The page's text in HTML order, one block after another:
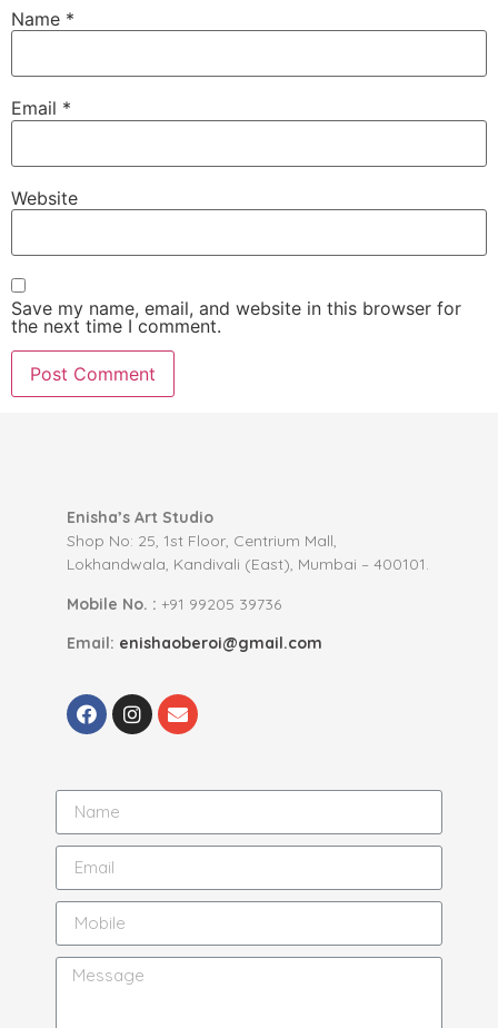
Name *
Email *
Website
Save my name, email, and website in this browser for
the next time I comment.
Enisha’s Art Studio
Shop No: 25, 1st Floor, Centrium Mall,
Lokhandwala, Kandivali (East), Mumbai – 400101.
Mobile No. : +91 99205 39736
Email: enishaoberoi@gmail.com